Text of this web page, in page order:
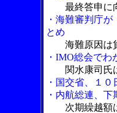
最終答申に
・海難審判庁
とめ
海難原因は
・IMO総会で
関水康司氏
・国交省、１
・内航総連、
次期繰越額